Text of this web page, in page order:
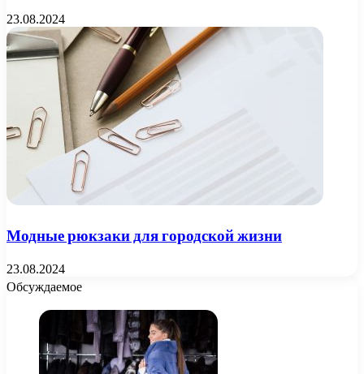
23.08.2024
Модные рюкзаки для городской жизни
23.08.2024
Обсуждаемое